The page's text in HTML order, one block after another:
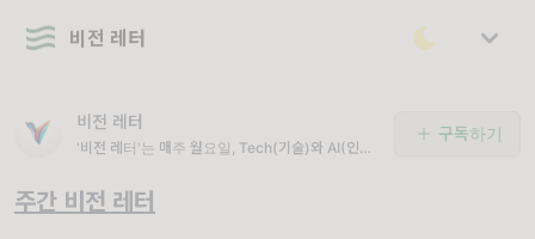
비전 레터
비전 레터
'비전 레터'는 매주 월요일, Tech(기술)와 AI(인공
을 제시해드립니다.
구독하기
주간 비전 레터